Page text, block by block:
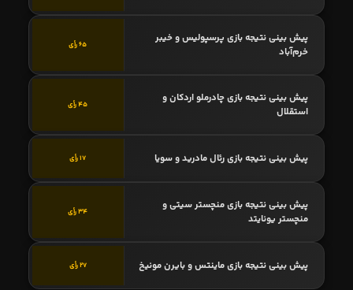
پیش بینی نتیجه بازی پرسپولیس و خیبر
خرم‌آباد
65 رأی
پیش بینی نتیجه بازی چادرملو اردکان و
استقلال
45 رأی
پیش بینی نتیجه بازی رئال مادرید و سویا 17 رأی
پیش بینی نتیجه بازی منچستر سیتی و
منچستر یونایتد
34 رأی
پیش بینی نتیجه بازی ماینتس و بایرن مونیخ 27 رأی